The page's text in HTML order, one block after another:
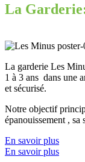
La
La garderie Les
1 à 3 ans dans une
et sécurisé.
Notre objectif
épanouissement , sa
En savoir plus
En savoir plus